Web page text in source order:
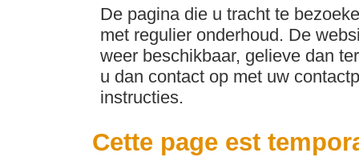
De pagina die u tracht te
met regulier onderhoud. De
weer beschikbaar, gelieve dan
u dan contact op met uw
instructies.
Cette page est